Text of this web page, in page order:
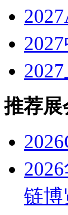
推荐展
链博